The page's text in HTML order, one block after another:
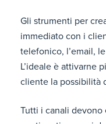
Gli strumenti per
immediato con i
telefonico, l’email,
L’ideale è attivarne
cliente la possibilità
Tutti i canali